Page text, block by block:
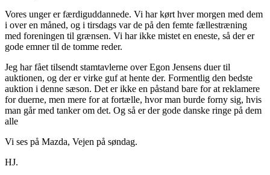
Vores unger er færdiguddannede. Vi har kørt hver morgen med dem
i over en måned, og i tirsdags var de på den femte fællestræning
med foreningen til grænsen. Vi har ikke mistet en eneste, så der er
gode emner til de tomme reder.
Jeg har fået tilsendt stamtavlerne over Egon Jensens duer til
auktionen, og der er virke guf at hente der. Formentlig den bedste
auktion i denne sæson. Det er ikke en påstand bare for at reklamere
for duerne, men mere for at fortælle, hvor man burde forny sig, hvis
man går med tanker om det. Og så er der gode danske ringe på dem
alle
Vi ses på Mazda, Vejen på søndag.
HJ.